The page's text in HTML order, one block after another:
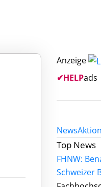
Anzeige
✔HELPads
NewsAktion
Top News
FHNW:
Schweizer